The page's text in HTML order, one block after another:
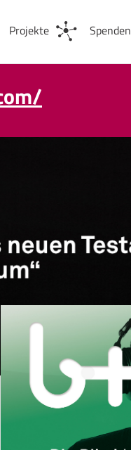
Projekte Spenden